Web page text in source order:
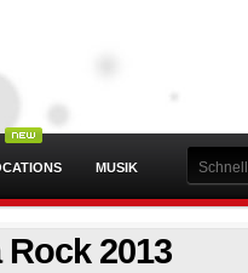
MUSIK
Rock 2013